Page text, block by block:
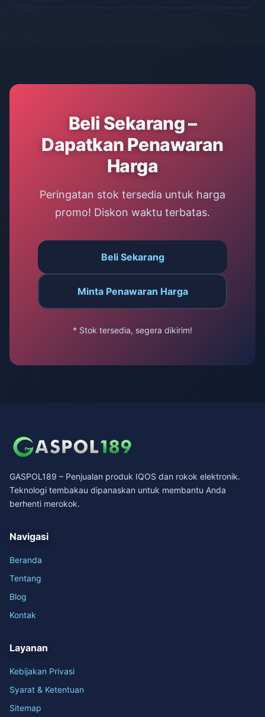
Beli Sekarang –
Dapatkan Penawaran
Harga
Peringatan stok tersedia untuk harga
promo! Diskon waktu terbatas.
Beli Sekarang
Minta Penawaran Harga
* Stok tersedia, segera dikirim!
GASPOL189 – Penjualan produk IQOS dan rokok elektronik.
Teknologi tembakau dipanaskan untuk membantu Anda
berhenti merokok.
Navigasi
Beranda
Tentang
Blog
Kontak
Layanan
Kebijakan Privasi
Syarat & Ketentuan
Sitemap